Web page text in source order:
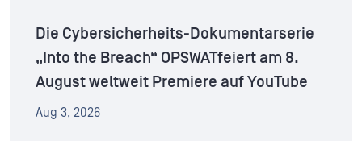
Die Cybersicherheits-Dokumentarserie
„Into the Breach“ OPSWATfeiert am 8.
August weltweit Premiere auf YouTube
Aug 3, 2026